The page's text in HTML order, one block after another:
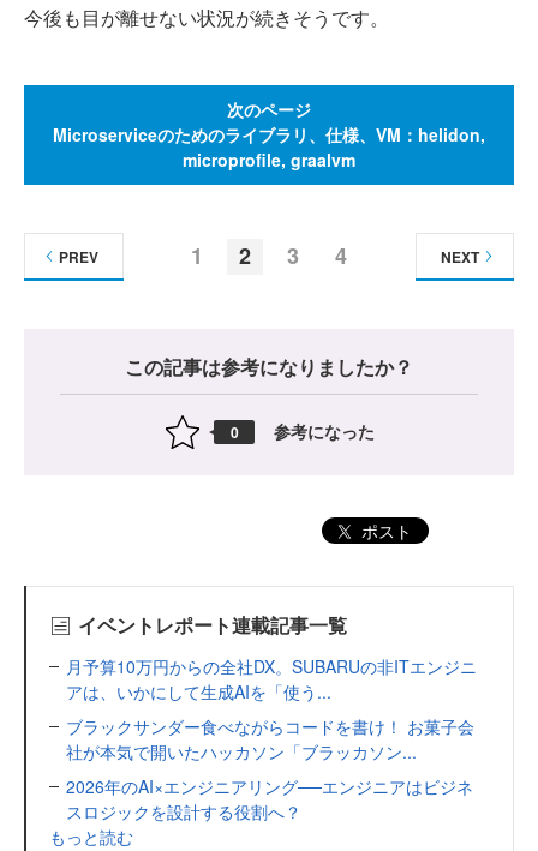
今後も目が離せない状況が続きそうです。
次のページ
Microserviceのためのライブラリ、仕様、VM：helidon,
microprofile, graalvm
1 2 3 4
PREV NEXT
この記事は参考になりましたか？
0 参考になった
ポスト
イベントレポート連載記事一覧
月予算10万円からの全社DX。SUBARUの非ITエンジニ
アは、いかにして生成AIを「使う...
ブラックサンダー食べながらコードを書け！ お菓子会
社が本気で開いたハッカソン「ブラッカソン...
2026年のAI×エンジニアリング──エンジニアはビジネ
スロジックを設計する役割へ？
もっと読む